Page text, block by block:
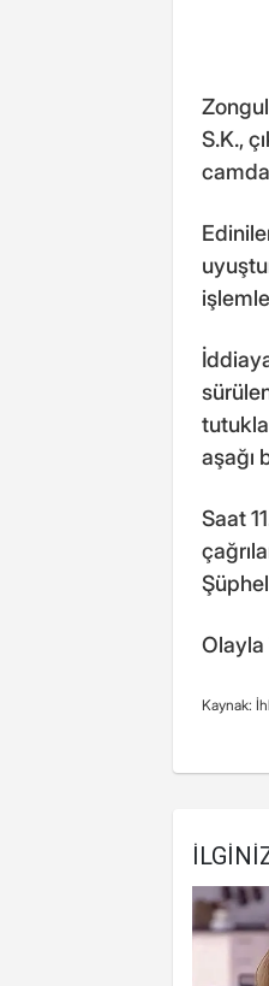
S.K.,
aşağı
Saat
Olayla
Kaynak: